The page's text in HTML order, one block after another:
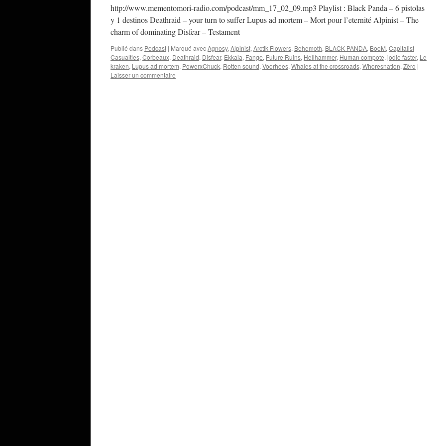
http://www.mementomori-radio.com/podcast/mm_17_02_09.mp3 Playlist : Black Panda – 6 pistolas
y 1 destinos Deathraid – your turn to suffer Lupus ad mortem – Mort pour l’eternité Alpinist – The
charm of dominating Disfear – Testament
Publié dans Podcast | Marqué avecAgnosy, Alpinist, Arctik Flowers, Behemoth, BLACK PANDA, BooM, Capitalist
Casualties, Corbeaux, Deathraid, Disfear, Ekkaia, Fange, Future Ruins, Hellhammer, Human compote, jodie faster, Le
kraken, Lupus ad mortem, PowerxChuck, Rotten sound, Voorhees, Whales at the crossroads, Whoresnation, Zëro |
Laisser un commentaire